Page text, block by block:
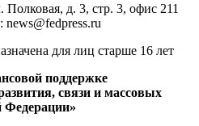
Полковая, д. 3, стр. 3, офис 211
для лиц старше 16 лет
поддержке
связи и массовых
Федерации»